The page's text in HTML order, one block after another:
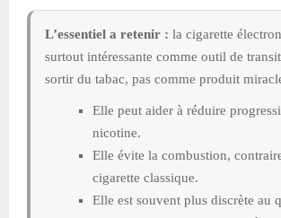
L’essentiel a retenir : la cigarette
surtout intéressante comme outil de
sortir du tabac, pas comme produit
Elle peut aider à réduire
nicotine.
Elle évite la combustion,
cigarette classique.
Elle est souvent plus discrète au